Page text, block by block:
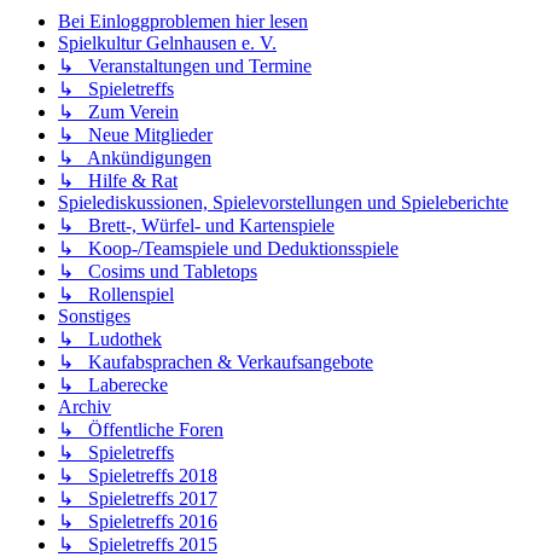
Bei Einloggproblemen hier lesen
Spielkultur Gelnhausen e. V.
↳ Veranstaltungen und Termine
↳ Spieletreffs
↳ Zum Verein
↳ Neue Mitglieder
↳ Ankündigungen
↳ Hilfe & Rat
Spielediskussionen, Spielevorstellungen und Spieleberichte
↳ Brett-, Würfel- und Kartenspiele
↳ Koop-/Teamspiele und Deduktionsspiele
↳ Cosims und Tabletops
↳ Rollenspiel
Sonstiges
↳ Ludothek
↳ Kaufabsprachen & Verkaufsangebote
↳ Laberecke
Archiv
↳ Öffentliche Foren
↳ Spieletreffs
↳ Spieletreffs 2018
↳ Spieletreffs 2017
↳ Spieletreffs 2016
↳ Spieletreffs 2015